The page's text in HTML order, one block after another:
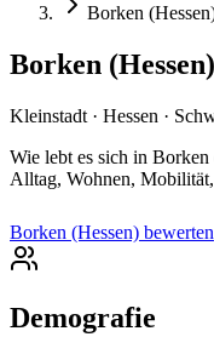
Borken
Borken (Hessen)
Kleinstadt · Hessen ·
Wie lebt es sich in
Alltag, Wohnen,
Borken (Hessen) bewerten
Demografie